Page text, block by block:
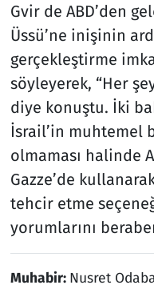
Gvir de ABD’den
Üssü’ne inişinin
gerçekleştirme
söyleyerek, “Her
diye konuştu. İki
İsrail’in muhtemel
olmaması halinde
Gazze’de
tehcir etme
yorumlarını
Muhabir: Nusret